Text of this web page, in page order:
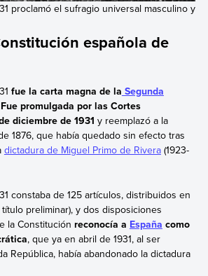
proclamó el sufragio universal masculino y
española de
fue la carta magna de la Segunda
Fue promulgada por las Cortes
diciembre de 1931 y reemplazó a la
1876, que había quedado sin efecto tras
dictadura de Miguel Primo de Rivera(1923-
constaba de 125 artículos, distribuidos en
preliminar), y dos disposiciones
la Constitución reconocía a España como
, que ya en abril de 1931, al ser
República, había abandonado la dictadura